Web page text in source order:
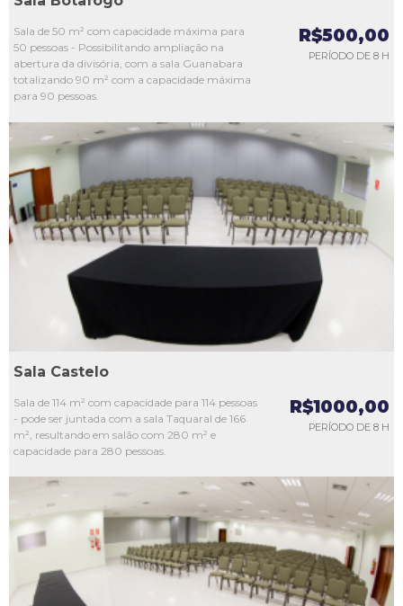
Sala de 50 m² com capacidade máxima para
50 pessoas - Possibilitando ampliação na
abertura da divisória, com a sala Guanabara
totalizando 90 m² com a capacidade máxima
para 90 pessoas.
R$500,00
PERÍODO DE 8 H
L2
L3
L4
Sala Castelo
Sala de 114 m² com capacidade para 114 pessoas
- pode ser juntada com a sala Taquaral de 166
m², resultando em salão com 280 m² e
capacidade para 280 pessoas.
R$1000,00
PERÍODO DE 8 H
L3
L4